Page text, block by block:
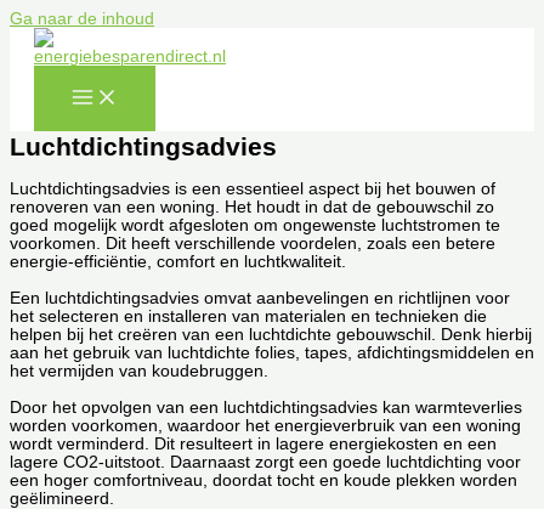
Ga naar de inhoud
Luchtdichtingsadvies
Luchtdichtingsadvies is een essentieel aspect bij het bouwen of
renoveren van een woning. Het houdt in dat de gebouwschil zo
goed mogelijk wordt afgesloten om ongewenste luchtstromen te
voorkomen. Dit heeft verschillende voordelen, zoals een betere
energie-efficiëntie, comfort en luchtkwaliteit.
Een luchtdichtingsadvies omvat aanbevelingen en richtlijnen voor
het selecteren en installeren van materialen en technieken die
helpen bij het creëren van een luchtdichte gebouwschil. Denk hierbij
aan het gebruik van luchtdichte folies, tapes, afdichtingsmiddelen en
het vermijden van koudebruggen.
Door het opvolgen van een luchtdichtingsadvies kan warmteverlies
worden voorkomen, waardoor het energieverbruik van een woning
wordt verminderd. Dit resulteert in lagere energiekosten en een
lagere CO2-uitstoot. Daarnaast zorgt een goede luchtdichting voor
een hoger comfortniveau, doordat tocht en koude plekken worden
geëlimineerd.